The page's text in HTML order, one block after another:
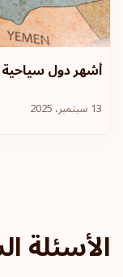
بلغاريا
الترتيب: 14
هونج كونج
تشيلي
أشهر دول سياحية
13 سبتمبر، 2025
الأسئلة